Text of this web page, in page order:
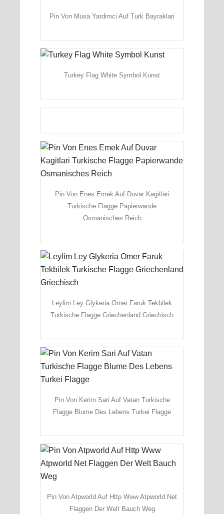
Pin Von Musa Yardimci Auf Turk Bayraklari
Turkey Flag White Symbol Kunst
Pin Von Enes Emek Auf Duvar Kagitlari
Turkische Flagge Papierwande
Osmanisches Reich
Leylim Ley Glykeria Omer Faruk Tekbilek
Turkische Flagge Griechenland Griechisch
Pin Von Kerim Sari Auf Vatan Turkische
Flagge Blume Des Lebens Turkei Flagge
Pin Von Atpworld Auf Http Www Atpworld Net
Flaggen Der Welt Bauch Weg